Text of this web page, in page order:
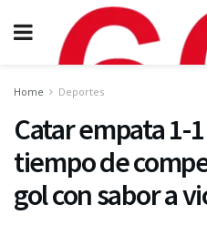
Home Deportes
Catar empata 1-
tiempo de
gol con sabor a